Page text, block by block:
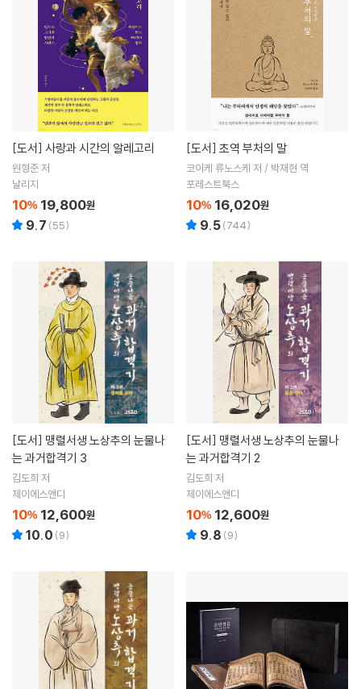
[도서] 사랑과 시간의 알레고리
원형준 저
날리지
10% 19,800원
9.7 (55)
[도서] 초역 부처의 말
코이케 류노스케 저 / 박재현 역
포레스트북스
10% 16,020원
9.5(744)
[도서]
는 과거합격기 3
김도희 저
제이에스앤디
10% 12,600원
10.0 (9)
[도서]
는 과거합격기 2
김도희 저
제이에스앤디
10% 12,600원
9.8 (9)